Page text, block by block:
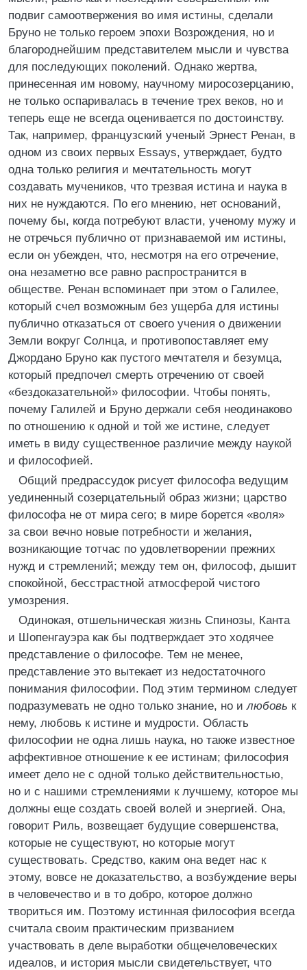
подвиг самоотвержения во имя истины, сделали
Бруно не только героем эпохи Возрождения, но и
благороднейшим представителем мысли и чувства
для последующих поколений. Однако жертва,
принесенная им новому, научному миросозерцанию,
не только оспаривалась в течение трех веков, но и
теперь еще не всегда оценивается по достоинству.
Так, например, французский ученый Эрнест Ренан, в
одном из своих первых Essays, утверждает, будто
одна только религия и мечтательность могут
создавать мучеников, что трезвая истина и наука в
них не нуждаются. По его мнению, нет оснований,
почему бы, когда потребуют власти, ученому мужу и
не отречься публично от признаваемой им истины,
если он убежден, что, несмотря на его отречение,
она незаметно все равно распространится в
обществе. Ренан вспоминает при этом о Галилее,
который счел возможным без ущерба для истины
публично отказаться от своего учения о движении
Земли вокруг Солнца, и противопоставляет ему
Джордано Бруно как пустого мечтателя и безумца,
который предпочел смерть отречению от своей
«бездоказательной» философии. Чтобы понять,
почему Галилей и Бруно держали себя неодинаково
по отношению к одной и той же истине, следует
иметь в виду существенное различие между наукой
и философией.
Общий предрассудок рисует философа ведущим
уединенный созерцательный образ жизни; царство
философа не от мира сего; в мире борется «воля»
за свои вечно новые потребности и желания,
возникающие тотчас по удовлетворении прежних
нужд и стремлений; между тем он, философ, дышит
спокойной, бесстрастной атмосферой чистого
умозрения.
Одинокая, отшельническая жизнь Спинозы, Канта
и Шопенгауэра как бы подтверждает это ходячее
представление о философе. Тем не менее,
представление это вытекает из недостаточного
понимания философии. Под этим термином следует
подразумевать не одно только знание, но илюбовь к
нему, любовь к истине и мудрости. Область
философии не одна лишь наука, но также известное
аффективное отношение к ее истинам; философия
имеет дело не с одной только действительностью,
но и с нашими стремлениями к лучшему, которое мы
должны еще создать своей волей и энергией. Она,
говорит Риль, возвещает будущие совершенства,
которые не существуют, но которые могут
существовать. Средство, каким она ведет нас к
этому, вовсе не доказательство, а возбуждение веры
в человечество и в то добро, которое должно
твориться им. Поэтому истинная философия всегда
считала своим практическим призванием
участвовать в деле выработки общечеловеческих
идеалов, и история мысли свидетельствует, что